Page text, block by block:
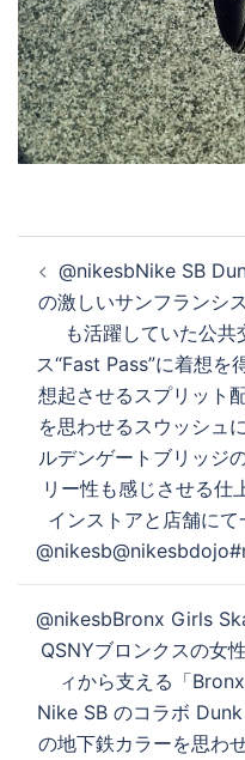
稿
ナ
ビ
ゲ
ー
シ
ョ
@nikesbNike SB
の激しいサンフランシ
も活躍していた公
ス“Fast Pass”に着想を
想起させるスプリット
を思わせるスウッシュ
ルデンゲートブリッジ
リー性も感じさせる仕
インストアと店舗にて
@nikesbBronx Girls
QSNYブロンクスの女
ィから支える「
Nike SB のコラボ
の地下鉄カラーを思わ